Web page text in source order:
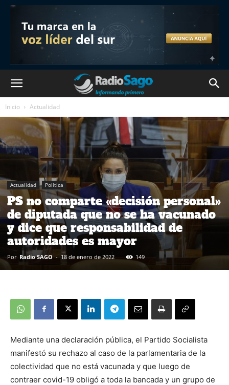
Inicio Actualidad
Actualidad Política
PS no comparte «decisión personal»
de diputada que no se ha vacunado
y dice que responsabilidad de
autoridades es mayor
Por Radio SAGO - 18 de enero de 2022 149
Mediante una declaración pública, el Partido Socialista
manifestó su rechazo al caso de la parlamentaria de la
colectividad que no está vacunada y que luego de
contraer covid-19 obligó a toda la bancada y un grupo de